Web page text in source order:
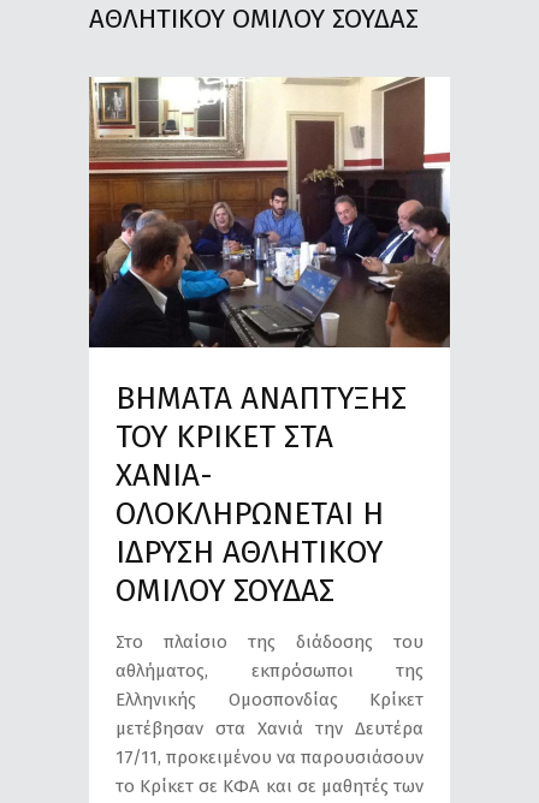
ΑΘΛΗΤΙΚΟΥ ΟΜΙΛΟΥ ΣΟΥΔΑΣ
ΒΗΜΑΤΑ ΑΝΑΠΤΥΞΗΣ
ΤΟΥ ΚΡΙΚΕΤ ΣΤΑ
ΧΑΝΙΑ-
ΟΛΟΚΛΗΡΩΝΕΤΑΙ Η
ΙΔΡΥΣΗ ΑΘΛΗΤΙΚΟΥ
ΟΜΙΛΟΥ ΣΟΥΔΑΣ
Στο πλαίσιο της διάδοσης του
αθλήματος, εκπρόσωποι της
Ελληνικής Ομοσπονδίας Κρίκετ
μετέβησαν στα Χανιά την Δευτέρα
17/11, προκειμένου να παρουσιάσουν
το Κρίκετ σε ΚΦΑ και σε μαθητές των